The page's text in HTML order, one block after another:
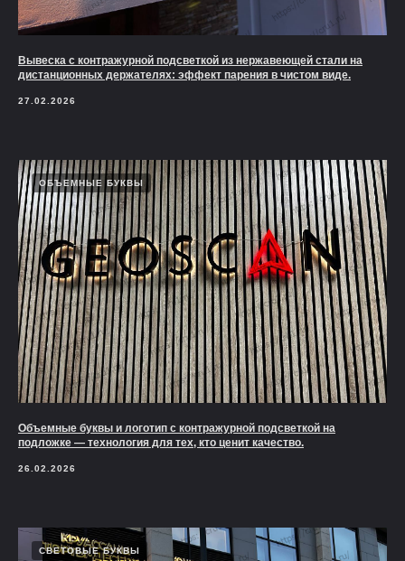
Вывеска с контражурной подсветкой из нержавеющей стали на
дистанционных держателях: эффект парения в чистом виде.
27.02.2026
ОБЪЕМНЫЕ БУКВЫ
Объемные буквы и логотип с контражурной подсветкой на
подложке — технология для тех, кто ценит качество.
26.02.2026
СВЕТОВЫЕ БУКВЫ